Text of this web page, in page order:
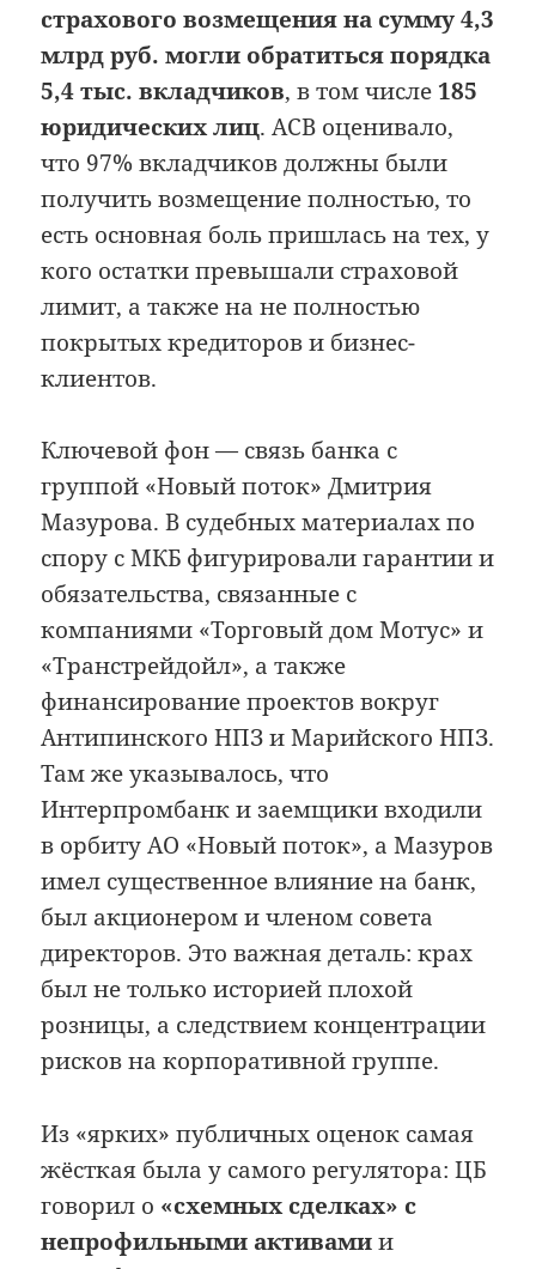
страхового возмещения на сумму 4,3
млрд руб. могли обратиться порядка
5,4 тыс. вкладчиков, в том числе 185
юридических лиц. АСВ оценивало,
что 97% вкладчиков должны были
получить возмещение полностью, то
есть основная боль пришлась на тех, у
кого остатки превышали страховой
лимит, а также на не полностью
покрытых кредиторов и бизнес-
клиентов.
Ключевой фон — связь банка с
группой «Новый поток» Дмитрия
Мазурова. В судебных материалах по
спору с МКБ фигурировали гарантии и
обязательства, связанные с
компаниями «Торговый дом Мотус» и
«Транстрейдойл», а также
финансирование проектов вокруг
Антипинского НПЗ и Марийского НПЗ.
Там же указывалось, что
Интерпромбанк и заемщики входили
в орбиту АО «Новый поток», а Мазуров
имел существенное влияние на банк,
был акционером и членом совета
директоров. Это важная деталь: крах
был не только историей плохой
розницы, а следствием концентрации
рисков на корпоративной группе.
Из «ярких» публичных оценок самая
жёсткая была у самого регулятора: ЦБ
говорил о «схемных сделках» с
непрофильными активамии